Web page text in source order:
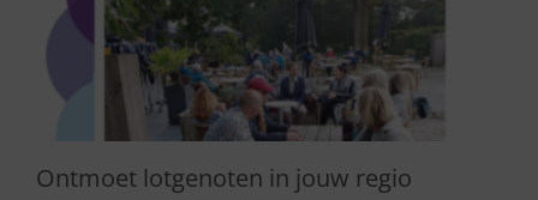
Ontmoet lotgenoten in jouw regio